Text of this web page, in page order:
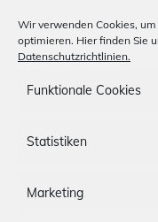
Wir verwenden Cookies,
optimieren. Hier finden Sie
Datenschutzrichtlinien.
Funktionale Cookies
Statistiken
Marketing
App-AGBs